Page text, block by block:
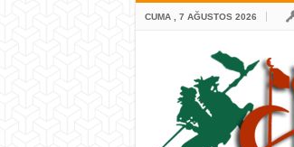
CUMA , 7 AĞUSTOS 2026